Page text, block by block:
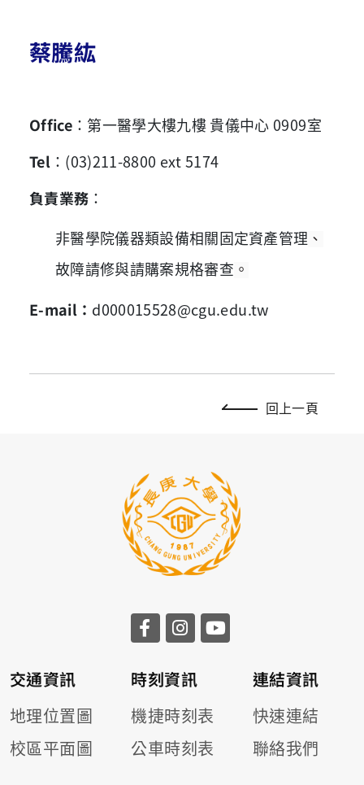
蔡騰紘
Office ： 第一醫學大樓九樓 貴儀中心 0909室
Tel ：(03)211-8800 ext 5174
負責業務 ：
非醫學院儀器類設備相關固定資產管理 、
故障請修與請購案規格審查 。
E-mail ： d000015528@cgu.edu.tw
回上一頁
交通資訊
地理位置圖
校區平面圖
時刻資訊
機捷時刻表
公車時刻表
連結資訊
快速連結
聯絡我們